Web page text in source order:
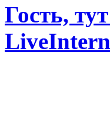
Гость,